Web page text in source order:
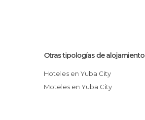
Otras tipologías de alojamiento
Hoteles en Yuba City
Moteles en Yuba City